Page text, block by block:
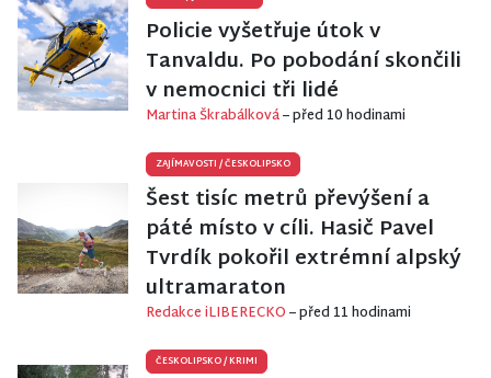
Policie vyšetřuje útok v
Tanvaldu. Po pobodání skončili
v nemocnici tři lidé
Martina Škrabálková– před 10 hodinami
ZAJÍMAVOSTI /ČESKOLIPSKO
Šest tisíc metrů převýšení a
páté místo v cíli. Hasič Pavel
Tvrdík pokořil extrémní alpský
ultramaraton
Redakce iLIBERECKO– před 11 hodinami
ČESKOLIPSKO/KRIMI